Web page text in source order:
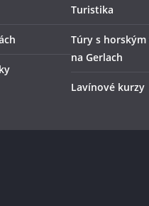
Turistika
Túry s
na Gerlach
Lavínové kurzy